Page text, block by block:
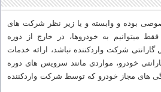
بوده و وابسته و یا زیر نظر شرکت های
فقط میتوانیم به خودروها، در خارج از دوره
شرکت واردکننده نباشد، ارائه خدمات
خودرو، مواردی مانند سرویس های دوره
های مجاز خودرو که توسط شرکت واردکننده